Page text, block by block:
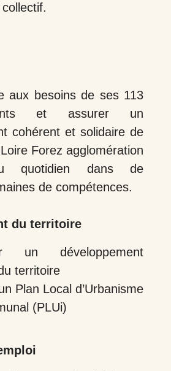
aux besoins de ses 113
et assurer un
cohérent et solidaire de
Forez agglomération
quotidien dans de
de compétences.
du territoire
un développement
territoire
Plan Local d’Urbanisme
(PLUi)